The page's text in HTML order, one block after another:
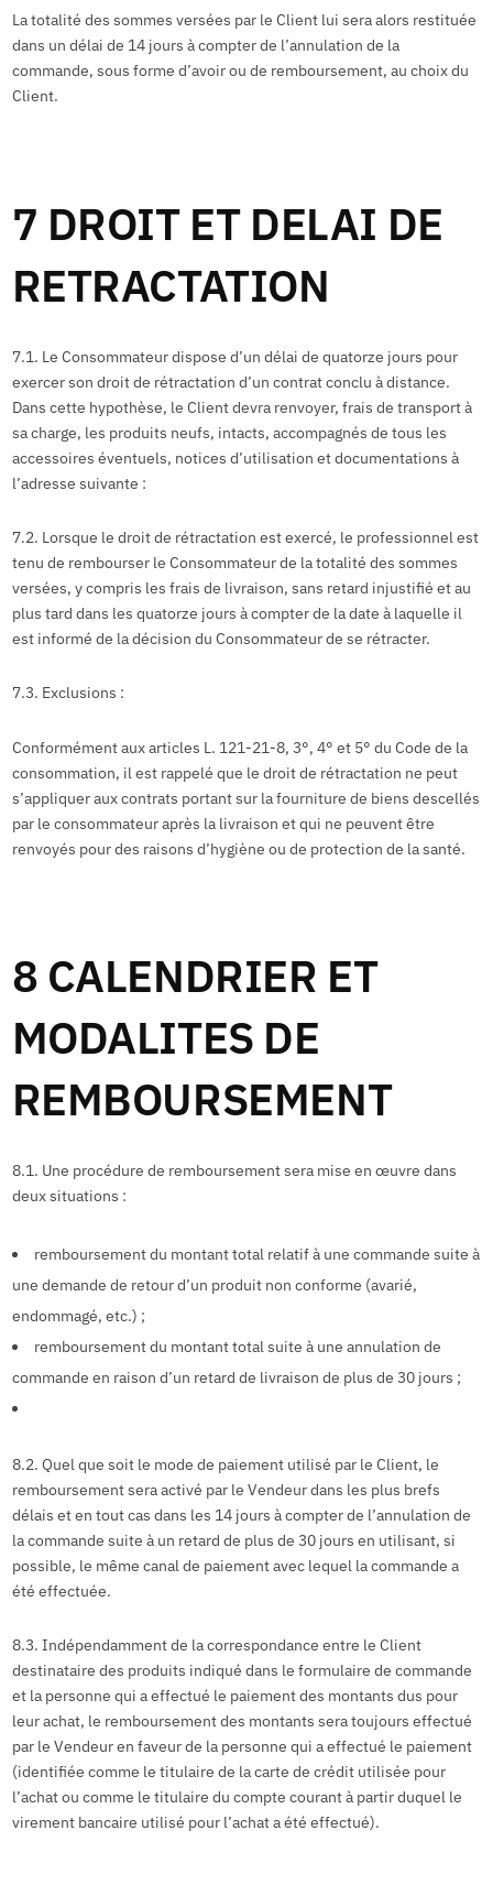
La totalité des sommes versées par le Client lui sera alors restituée
dans un délai de 14 jours à compter de l’annulation de la
commande, sous forme d’avoir ou de remboursement, au choix du
Client.
7 DROIT ET DELAI DE
RETRACTATION
7.1. Le Consommateur dispose d’un délai de quatorze jours pour
exercer son droit de rétractation d’un contrat conclu à distance.
Dans cette hypothèse, le Client devra renvoyer, frais de transport à
sa charge, les produits neufs, intacts, accompagnés de tous les
accessoires éventuels, notices d’utilisation et documentations à
l’adresse suivante :
7.2. Lorsque le droit de rétractation est exercé, le professionnel est
tenu de rembourser le Consommateur de la totalité des sommes
versées, y compris les frais de livraison, sans retard injustifié et au
plus tard dans les quatorze jours à compter de la date à laquelle il
est informé de la décision du Consommateur de se rétracter.
7.3. Exclusions :
Conformément aux articles L. 121-21-8, 3°, 4° et 5° du Code de la
consommation, il est rappelé que le droit de rétractation ne peut
s’appliquer aux contrats portant sur la fourniture de biens descellés
par le consommateur après la livraison et qui ne peuvent être
renvoyés pour des raisons d’hygiène ou de protection de la santé.
8 CALENDRIER ET
MODALITES DE
REMBOURSEMENT
8.1. Une procédure de remboursement sera mise en œuvre dans
deux situations :
remboursement du montant total relatif à une commande suite à
une demande de retour d’un produit non conforme (avarié,
endommagé, etc.) ;
remboursement du montant total suite à une annulation de
commande en raison d’un retard de livraison de plus de 30 jours ;
8.2. Quel que soit le mode de paiement utilisé par le Client, le
remboursement sera activé par le Vendeur dans les plus brefs
délais et en tout cas dans les 14 jours à compter de l’annulation de
la commande suite à un retard de plus de 30 jours en utilisant, si
possible, le même canal de paiement avec lequel la commande a
été effectuée.
8.3. Indépendamment de la correspondance entre le Client
destinataire des produits indiqué dans le formulaire de commande
et la personne qui a effectué le paiement des montants dus pour
leur achat, le remboursement des montants sera toujours effectué
par le Vendeur en faveur de la personne qui a effectué le paiement
(identifiée comme le titulaire de la carte de crédit utilisée pour
l’achat ou comme le titulaire du compte courant à partir duquel le
virement bancaire utilisé pour l’achat a été effectué).